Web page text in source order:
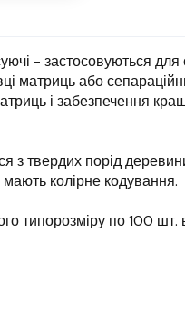
- застосовуються
матриць або
і забезпечення
з твердих порід
колірне кодування.
типорозміру по 100 шт.